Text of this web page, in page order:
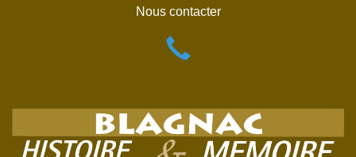
Nous contacter